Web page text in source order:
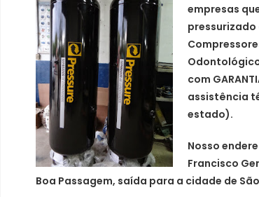
empresas
com
assistência
estado).
Nosso
Francisco
Boa Passagem, saída para a cidade de